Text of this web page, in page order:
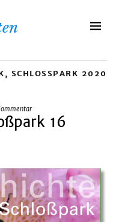
, SCHLOSSPARK 2020
16